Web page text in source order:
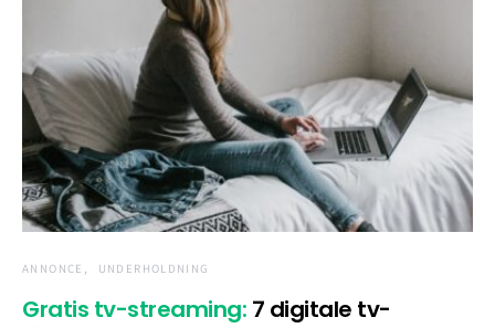
ANNONCE UNDERHOLDNING
Gratis tv-streaming: 7 digitale tv-